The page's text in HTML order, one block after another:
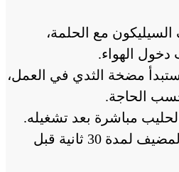
السيليكون مع الحلمة،
دخول الهواء.
مضخة الثدي في العمل،
الحاجة.
مباشرة بعد تشغيله.
انتظر حتى يتم تشغيل المضيف لمدة 30 ثانية قبل